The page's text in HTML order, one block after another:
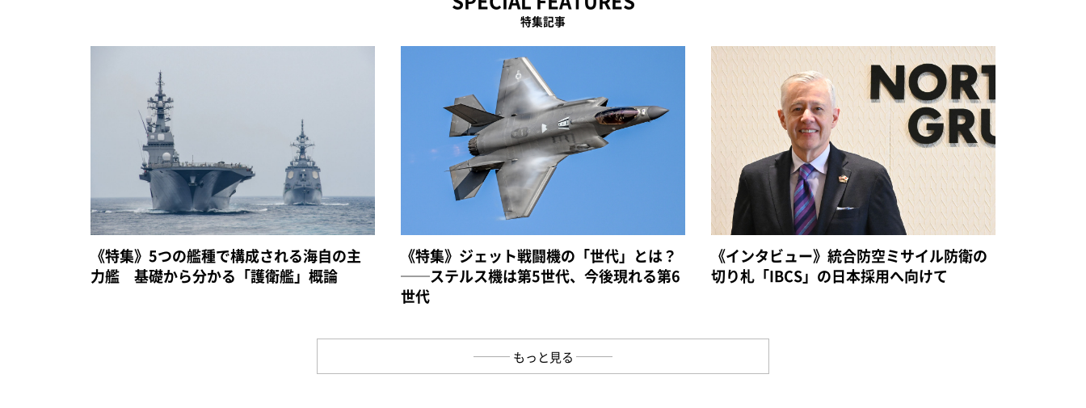
特集記事
《特集》5つの艦種で構成される海自の主
力艦 基礎から分かる「護衛艦」概論
《特集》ジェット戦闘機の「世代」とは？
──ステルス機は第5世代、今後現れる第6
世代
《インタビュー》統合防空ミサイル防衛の
切り札「IBCS」の日本採用へ向けて
もっと見る